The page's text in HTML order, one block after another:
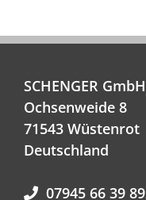
SCHENGER GmbH
Ochsenweide 8
71543 Wüstenrot
Deutschland
07945 66 39